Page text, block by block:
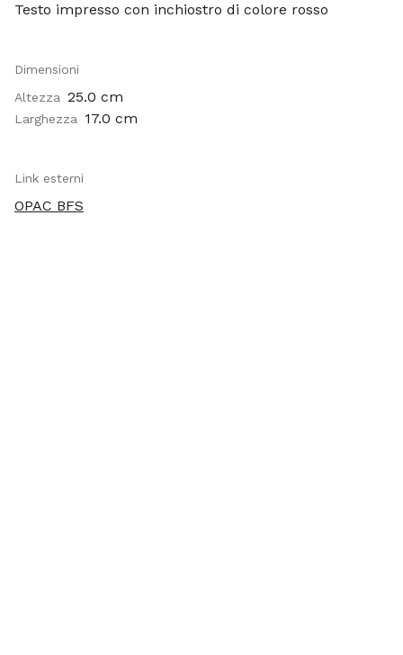
Testo impresso con inchiostro di colore rosso
Dimensioni
Altezza 25.0 cm
Larghezza 17.0 cm
Link esterni
OPAC BFS